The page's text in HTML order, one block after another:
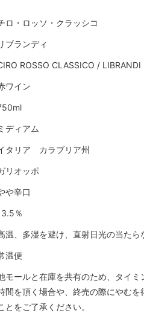
ロ・ロッソ・クラッシコ
ブランディ
ROSSO CLASSICO / LIBRANDI
ワイン
ディアム
タリア カラブリア州
リオッポ
や辛口
％
温、多湿を避け、直射日光の当たら
温便
モールと在庫を共有のため、タイ
間を頂く場合や、終売の際にやむ
とをご了承ください。